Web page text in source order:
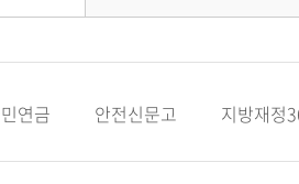
연금 안전신문고 지방재정